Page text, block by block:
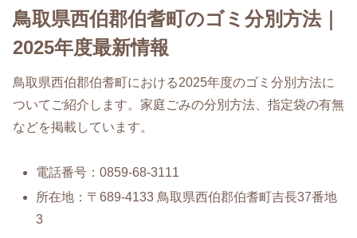
鳥取県西伯郡伯耆町のゴミ分別方法｜
2025年度最新情報
鳥取県西伯郡伯耆町における2025年度のゴミ分別方法に
ついてご紹介します。家庭ごみの分別方法、指定袋の有無
などを掲載しています。
電話番号：0859-68-3111
所在地：〒689-4133 鳥取県西伯郡伯耆町吉長37番地
3